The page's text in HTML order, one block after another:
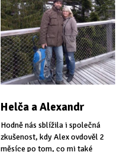
Helča a Alexandr
Hodně nás sblížila i společná
zkušenost, kdy Alex ovdověl 2
měsíce po tom, co mi také